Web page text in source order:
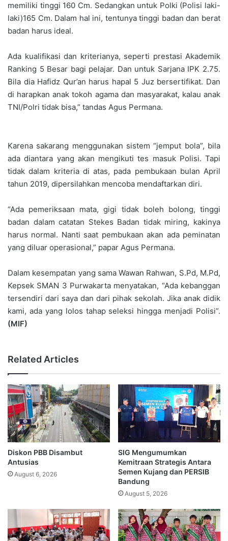
memiliki tinggi 160 Cm. Sedangkan untuk Polki (Polisi laki-
laki)165 Cm. Dalam hal ini, tentunya tinggi badan dan berat
badan harus ideal.
Ada kualifikasi dan kriterianya, seperti prestasi Akademik
Ranking 5 Besar bagi pelajar. Dan untuk Sarjana IPK 2.75.
Bila dia Hafidz Qur’an harus hapal 5 Juz bersertifikat. Dan
di harapkan anak tokoh agama dan masyarakat, kalau anak
TNI/Polri tidak bisa,” tandas Agus Permana.
Karena sakarang menggunakan sistem “jemput bola”, bila
ada diantara yang akan mengikuti tes masuk Polisi. Tapi
tidak dalam kriteria di atas, pada pembukaan bulan April
tahun 2019, dipersilahkan mencoba mendaftarkan diri.
“Ada pemeriksaan mata, gigi tidak boleh bolong, tinggi
badan dalam catatan Stekes Badan tidak miring, kakinya
harus normal. Nanti saat pembukaan akan ada peminatan
yang diluar operasional,” papar Agus Permana.
Dalam kesempatan yang sama Wawan Rahwan, S.Pd, M.Pd,
Kepsek SMAN 3 Purwakarta menyatakan, “Ada kebanggan
tersendiri dari saya dan dari pihak sekolah. Jika anak didik
kami, ada yang lolos tahap seleksi hingga menjadi Polisi”.
(MIF)
Related Articles
Diskon PBB Disambut
Antusias
August 6, 2026
SIG Mengumumkan
Kemitraan Strategis Antara
Semen Kujang dan PERSIB
Bandung
August 5, 2026